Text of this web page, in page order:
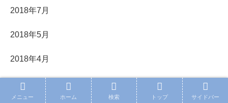
2018年7月
2018年5月
2018年4月
2018年3月
メニュー ホーム 検索 トップ サイドバー